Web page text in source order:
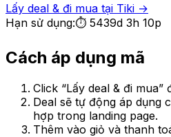
Lấy deal & đi mua tại Tiki →
Hạn sử dụng:⏱ 5439d 3h 10p
Cách áp dụng mã
Click “Lấy deal & đi mua”
Deal sẽ tự động áp dụng
hợp trong landing page.
Thêm vào giỏ và thanh